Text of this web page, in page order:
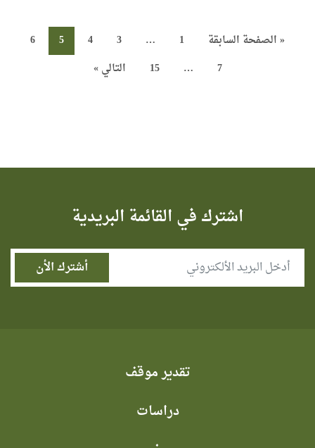
« الصفحة السابقة 1
…
3
4
5
6
7
…
15 التالي »
اشترك في القائمة البريدية
تقدير موقف
دراسات